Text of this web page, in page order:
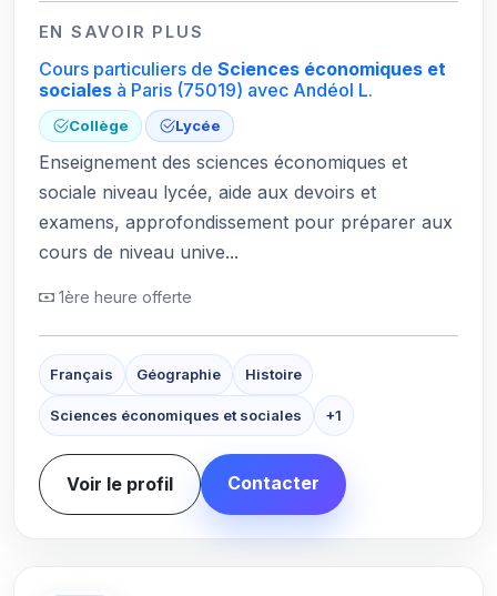
EN SAVOIR PLUS
Cours particuliers de Sciences économiques et
socialesà Paris (75019) avec Andéol L.
Collège Lycée
Enseignement des sciences économiques et
sociale niveau lycée, aide aux devoirs et
examens, approfondissement pour préparer aux
cours de niveau unive...
1ère heure offerte
Français Géographie Histoire
Sciences économiques et sociales +1
Voir le profil Contacter